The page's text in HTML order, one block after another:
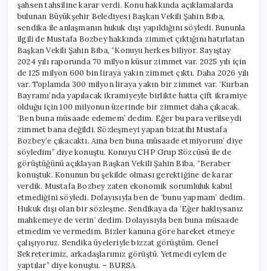
şahsen tahsiline karar verdi. Konu hakkında açıklamalarda
bulunan Büyükşehir Belediyesi Başkan Vekili Şahin Biba,
sendika ile anlaşmanın hukuk dışı yapıldığını söyledi. Bununla
ilgili de Mustafa Bozbey hakkında zimmet çıktığını hatırlatan
Başkan Vekili Şahin Biba, “Konuyu herkes biliyor. Sayıştay
2024 yılı raporunda 70 milyon küsur zimmet var. 2025 yılı için
de 125 milyon 600 bin liraya yakın zimmet çıktı. Daha 2026 yılı
var. Toplamda 300 milyon liraya yakın bir zimmet var. ‘Kurban
Bayramı’nda yapılacak ikramiyeyle birlikte hatta çift ikramiye
olduğu için 100 milyonun üzerinde bir zimmet daha çıkacak.
‘Ben buna müsaade edemem’ dedim. Eğer bu para verilseydi
zimmet bana değildi. Sözleşmeyi yapan bizatihi Mustafa
Bozbey’e çıkacaktı. Ama ben buna müsaade etmiyorum’ diye
söyledim” diye konuştu. Konuyu CHP Grup Sözcüsü ile de
görüştüğünü açıklayan Başkan Vekili Şahin Biba, “Beraber
konuştuk. Konunun bu şekilde olması gerektiğine de karar
verdik. Mustafa Bozbey zaten ekonomik sorumluluk kabul
etmediğini söyledi. Dolayısıyla ben de ‘bunu yapmam’ dedim.
Hukuk dışı olan bir sözleşme. Sendikaya da ‘Eğer haklıysanız
mahkemeye de verin’ dedim. Dolayısıyla ben buna müsaade
etmedim ve vermedim. Bizler kanuna göre hareket etmeye
çalışıyoruz. Sendika üyeleriyle bizzat görüştüm. Genel
Sekreterimiz, arkadaşlarımız görüştü. Yetmedi eylem de
yaptılar” diye konuştu. – BURSA